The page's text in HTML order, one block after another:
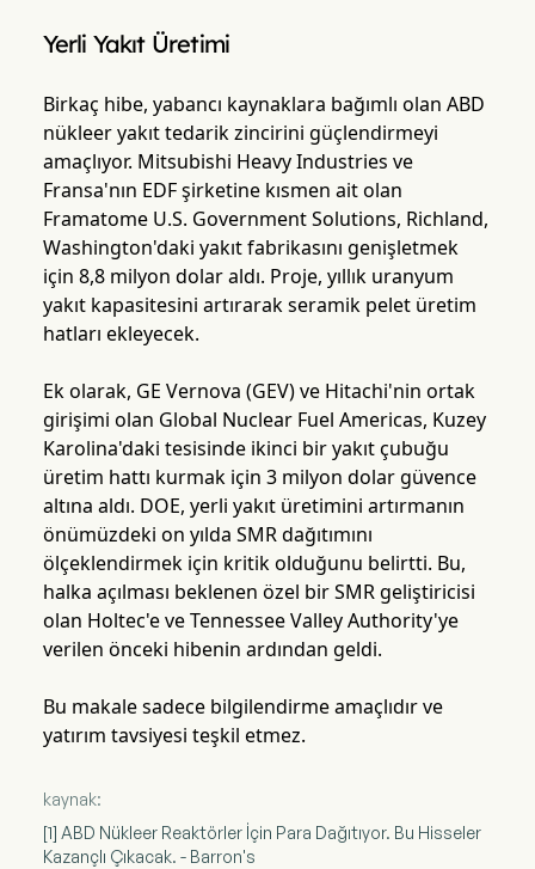
Yerli Yakıt Üretimi
Birkaç hibe, yabancı kaynaklara bağımlı olan ABD
nükleer yakıt tedarik zincirini güçlendirmeyi
amaçlıyor. Mitsubishi Heavy Industries ve
Fransa'nın EDF şirketine kısmen ait olan
Framatome U.S. Government Solutions, Richland,
Washington'daki yakıt fabrikasını genişletmek
için 8,8 milyon dolar aldı. Proje, yıllık uranyum
yakıt kapasitesini artırarak seramik pelet üretim
hatları ekleyecek.
Ek olarak, GE Vernova (GEV) ve Hitachi'nin ortak
girişimi olan Global Nuclear Fuel Americas, Kuzey
Karolina'daki tesisinde ikinci bir yakıt çubuğu
üretim hattı kurmak için 3 milyon dolar güvence
altına aldı. DOE, yerli yakıt üretimini artırmanın
önümüzdeki on yılda SMR dağıtımını
ölçeklendirmek için kritik olduğunu belirtti. Bu,
halka açılması beklenen özel bir SMR geliştiricisi
olan Holtec'e ve Tennessee Valley Authority'ye
verilen önceki hibenin ardından geldi.
Bu makale sadece bilgilendirme amaçlıdır ve
yatırım tavsiyesi teşkil etmez.
kaynak:
[1] ABD Nükleer Reaktörler İçin Para Dağıtıyor. Bu Hisseler
Kazançlı Çıkacak. - Barron's